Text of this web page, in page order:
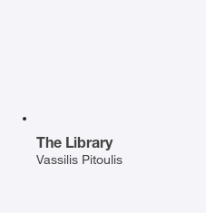
The Library
Vassilis Pitoulis